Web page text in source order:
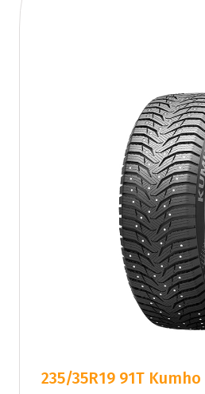
235/35R19 91T